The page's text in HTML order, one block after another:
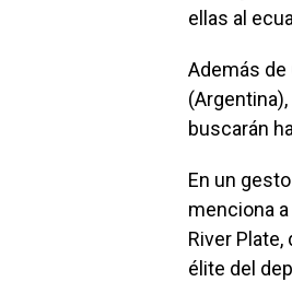
ellas al
Además
(Argentina),
buscarán
En un
menciona a
River
élite del